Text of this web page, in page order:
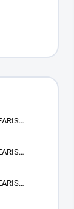
L 75
L 85
L 95